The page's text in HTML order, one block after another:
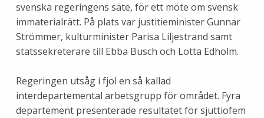
svenska regeringens säte, för ett möte om svensk
immaterialrätt. På plats var justitieminister Gunnar
Strömmer, kulturminister Parisa Liljestrand samt
statssekreterare till Ebba Busch och Lotta Edholm.
Regeringen utsåg i fjol en så kallad
interdepartemental arbetsgrupp för området. Fyra
departement presenterade resultatet för sjuttiofem